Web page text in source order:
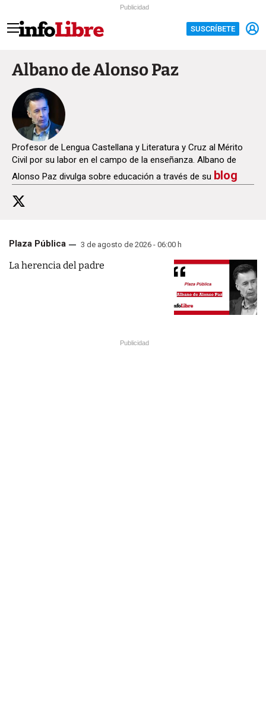
Publicidad
SUSCRÍBETE
Albano de Alonso Paz
Profesor de Lengua Castellana y Literatura y Cruz al Mérito
Civil por su labor en el campo de la enseñanza. Albano de
Alonso Paz divulga sobre educación a través de su blog
Plaza Pública 3 de agosto de 2026 - 06:00 h
La herencia del padre
Publicidad